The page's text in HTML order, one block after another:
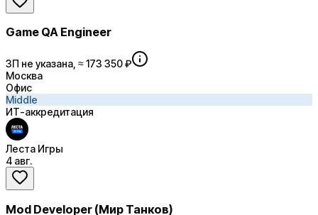
Game QA Engineer
ЗП не указана, ≈ 173 350 ₽
Москва
Офис
Middle
ИТ-аккредитация
Леста Игры
4 авг.
Mod Developer (Мир Танков)